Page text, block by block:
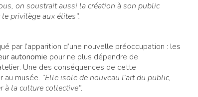
on soustrait aussi la création à son public
privilège aux élites”.
par l’apparition d’une nouvelle préoccupation : les
autonomie pour ne plus dépendre de
Une des conséquences de cette
au musée. “Elle isole de nouveau l’art du public,
à la culture collective”.